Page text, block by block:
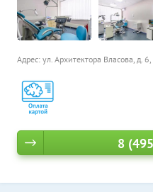
Адрес: ул. Архитектора Власова, д. 6,
8